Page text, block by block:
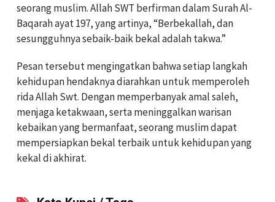
seorang muslim. Allah SWT berfirman dalam Surah Al-
Baqarah ayat 197, yang artinya, “Berbekallah, dan
sesungguhnya sebaik-baik bekal adalah takwa.”
Pesan tersebut mengingatkan bahwa setiap langkah
kehidupan hendaknya diarahkan untuk memperoleh
rida Allah Swt. Dengan memperbanyak amal saleh,
menjaga ketakwaan, serta meninggalkan warisan
kebaikan yang bermanfaat, seorang muslim dapat
mempersiapkan bekal terbaik untuk kehidupan yang
kekal di akhirat.